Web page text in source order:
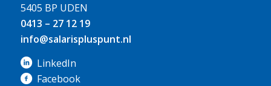
5405 BP UDEN
0413 – 27 12 19
info@salarispluspunt.nl
LinkedIn
Facebook